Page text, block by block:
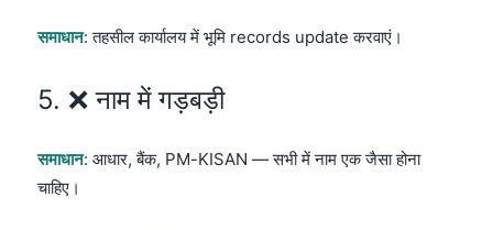
समाधान: तहसील कार्यालय में भूमि records update करवाएं।
5. ❌ नाम में गड़बड़ी
समाधान: आधार, बैंक, PM-KISAN — सभी में नाम एक जैसा होना
चाहिए।